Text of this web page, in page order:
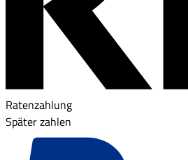
Ratenzahlung
Später zahlen